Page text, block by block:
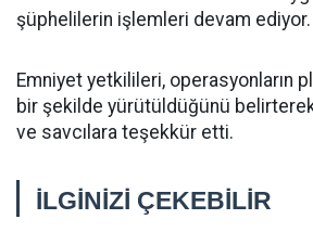
şüphelilerin işlemleri devam ediyor.
Emniyet yetkilileri, operasyonların
bir şekilde yürütüldüğünü
ve savcılara teşekkür etti.